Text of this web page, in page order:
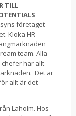
TILL
företaget
Kloka HR-
team. Alla
chefer har allt
Det är
allt är det
Laholm. Hos